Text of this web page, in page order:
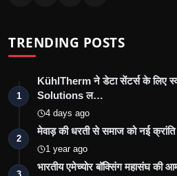
TRENDING POSTS
1
KühlTherm ने डेटा सेंटर्स के लिए
Solutions ल…
4 days ago
2
मेवाड़ की धरती से समाज को नई
1 year ago
भारतीय एमेच्योर बॉक्सिंग महासंघ